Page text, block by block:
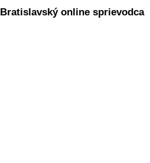
Bratislavský online sprievodca